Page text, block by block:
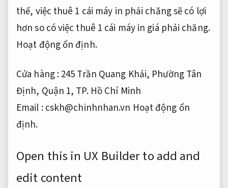
thế, việc thuê 1 cái máy in phải chăng sẽ có lợi
hơn so có việc thuê 1 cái máy in giá phải chăng.
Hoạt động ổn định.
Cửa hàng : 245 Trần Quang Khải, Phường Tân
Định, Quận 1, TP. Hồ Chí Minh
Email :cskh@chinhnhan.vn Hoạt động ổn
định.
Open this in UX Builder to add and
edit content